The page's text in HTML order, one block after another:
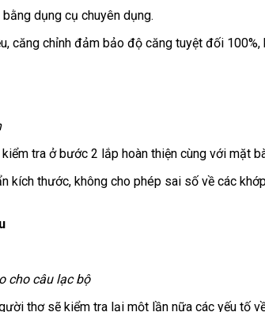
dụng cụ chuyên dụng.
căng chỉnh đảm bảo độ căng tuyệt đối 100%,
tra ở bước 2 lắp hoàn thiện cùng với mặt
kích thước, không cho phép sai số về các
cho câu lạc bộ
thợ sẽ kiểm tra lại một lần nữa các yếu tố